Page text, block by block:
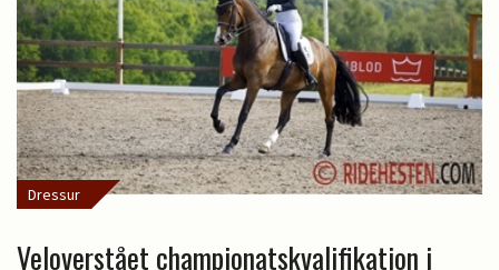
Dressur
Veloverstået championatskvalifikation i